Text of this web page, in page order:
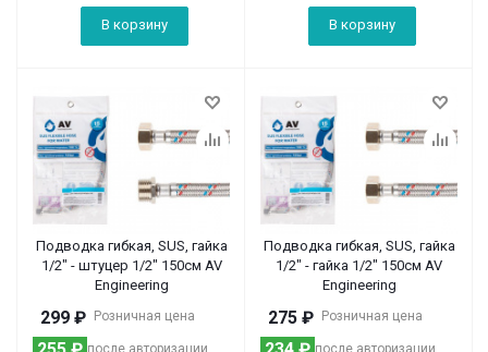
В корзину В корзину
Подводка гибкая, SUS, гайка
1/2" - штуцер 1/2" 150см AV
Engineering
Розничная цена
299 ₽
после авторизации
Подводка гибкая, SUS, гайка
1/2" - гайка 1/2" 150см AV
Engineering
Розничная цена
275 ₽
после авторизации